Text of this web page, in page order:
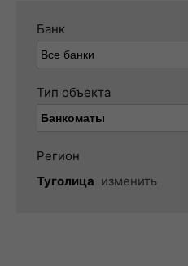
Банк
Тип объекта
Регион
Туголица изменить